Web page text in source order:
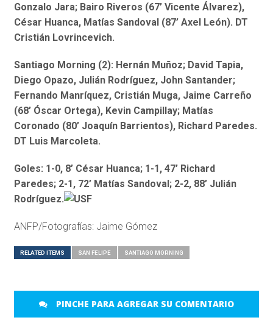
Gonzalo Jara; Bairo Riveros (67’ Vicente Álvarez),
César Huanca, Matías Sandoval (87’ Axel León). DT
Cristián Lovrincevich.
Santiago Morning (2): Hernán Muñoz; David Tapia,
Diego Opazo, Julián Rodríguez, John Santander;
Fernando Manríquez, Cristián Muga, Jaime Carreño
(68’ Óscar Ortega), Kevin Campillay; Matías
Coronado (80’ Joaquín Barrientos), Richard Paredes.
DT Luis Marcoleta.
Goles: 1-0, 8’ César Huanca; 1-1, 47’ Richard
Paredes; 2-1, 72’ Matías Sandoval; 2-2, 88’ Julián
Rodríguez.
ANFP/Fotografías: Jaime Gómez
RELATED ITEMS SAN FELIPE SANTIAGO MORNING
PINCHE PARA AGREGAR SU COMENTARIO